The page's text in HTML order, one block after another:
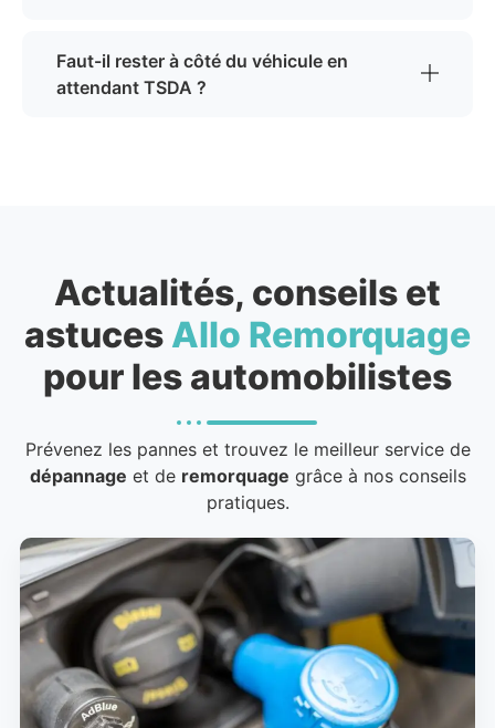
Faut-il rester à côté du véhicule en
attendant TSDA ?
Actualités, conseils et
astuces Allo Remorquage
pour les automobilistes
Prévenez les pannes et trouvez le meilleur service de
dépannage et de remorquage grâce à nos conseils
pratiques.